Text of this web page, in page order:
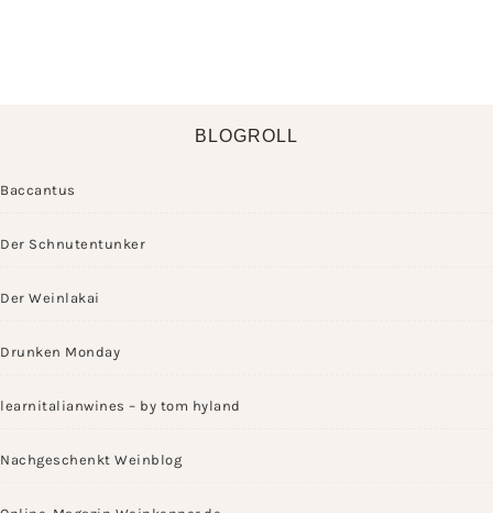
BLOGROLL
Baccantus
Der Schnutentunker
Der Weinlakai
Drunken Monday
learnitalianwines – by tom hyland
Nachgeschenkt Weinblog